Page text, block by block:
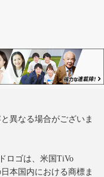
異なる場合がございま
ロゴは、米国TiVo
本国内における商標ま